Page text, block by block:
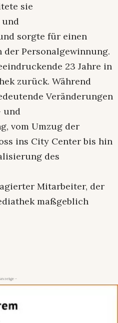
sie
und
sorgte für einen
Personalgewinnung.
23 Jahre in
zurück. Während
Veränderungen
und
vom Umzug der
ins City Center bis hin
des
Mitarbeiter, der
maßgeblich
-